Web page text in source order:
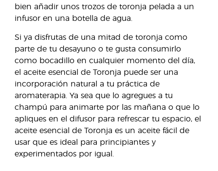
bien añadir unos trozos de toronja pelada a un
infusor en una botella de agua.
Si ya disfrutas de una mitad de toronja como
parte de tu desayuno o te gusta consumirlo
como bocadillo en cualquier momento del día,
el aceite esencial de Toronja puede ser una
incorporación natural a tu práctica de
aromaterapia. Ya sea que lo agregues a tu
champú para animarte por las mañana o que lo
apliques en el difusor para refrescar tu espacio, el
aceite esencial de Toronja es un aceite fácil de
usar que es ideal para principiantes y
experimentados por igual.